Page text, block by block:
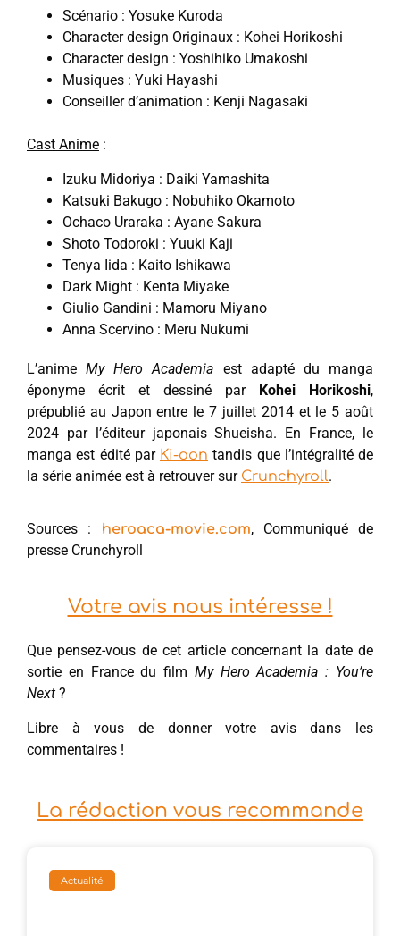
Scénario : Yosuke Kuroda
Character design Originaux : Kohei Horikoshi
Character design : Yoshihiko Umakoshi
Musiques : Yuki Hayashi
Conseiller d’animation : Kenji Nagasaki
Cast Anime :
Izuku Midoriya : Daiki Yamashita
Katsuki Bakugo : Nobuhiko Okamoto
Ochaco Uraraka : Ayane Sakura
Shoto Todoroki : Yuuki Kaji
Tenya Iida : Kaito Ishikawa
Dark Might : Kenta Miyake
Giulio Gandini : Mamoru Miyano
Anna Scervino : Meru Nukumi
L’animeMy Hero Academia est adapté du manga
éponyme écrit et dessiné par
Kohei Horikoshi,
prépublié au Japon entre le 7 juillet 2014 et le 5 août
2024 par l’éditeur japonais Shueisha. En France, le
manga est édité par Ki-oon tandis que l’intégralité de
la série animée est à retrouver sur Crunchyroll.
Sources : heroaca-movie.com, Communiqué de
presse Crunchyroll
Votre avis nous intéresse !
Que pensez-vous de cet article concernant la date de
sortie en France du film My Hero Academia : You’re
Next ?
Libre à vous de donner votre avis dans les
commentaires !
La rédaction vous recommande
Actualité